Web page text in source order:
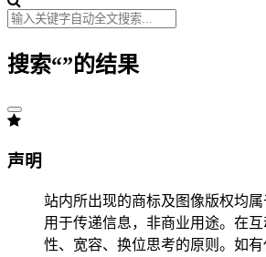
搜索“”的结果
声明
站内所出现的商标及图像版权均
用于传递信息，非商业用途。在
性、宽容、换位思考的原则。如